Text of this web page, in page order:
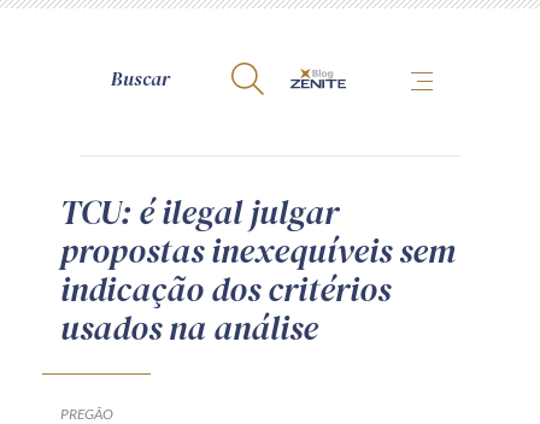
A Zênite
Como publicar conosco
Site da Zênite
Contato
TCU: é ilegal julgar
propostas inexequíveis sem
indicação dos critérios
usados na análise
PREGÃO